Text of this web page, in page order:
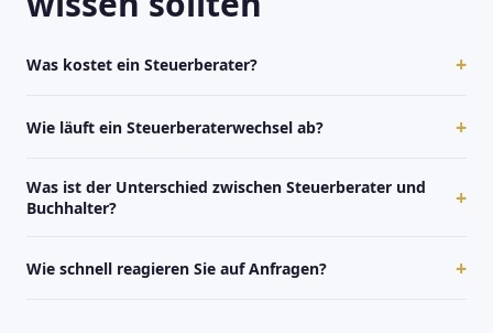
Was kostet ein Steuerberater? +
Wie läuft ein Steuerberaterwechsel ab? +
Was ist der Unterschied zwischen Steuerberater und
Buchhalter?
+
Wie schnell reagieren Sie auf Anfragen? +